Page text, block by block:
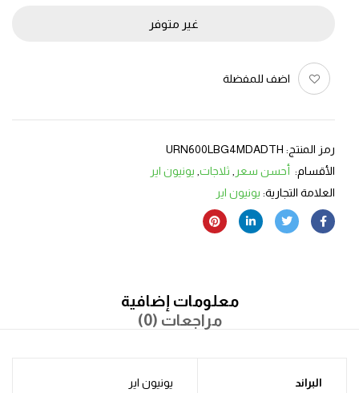
غير متوفر
اضف للمفضلة
رمز المنتج: URN600LBG4MDADTH
الأقسام: أحسن سعر ثلاجات يونيون اير
العلامة التجارية: يونيون اير
معلومات إضافية
مراجعات (0)
البراند يونيون اير